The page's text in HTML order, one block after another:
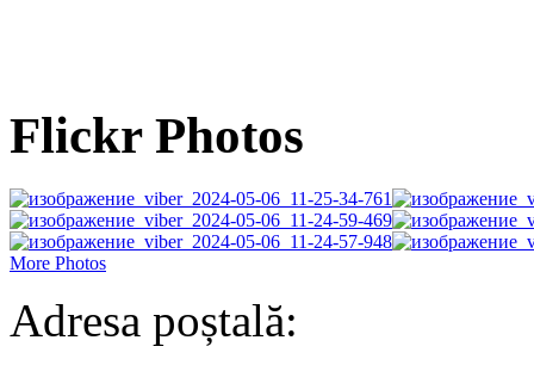
Flickr Photos
More Photos
Adresa poștală: